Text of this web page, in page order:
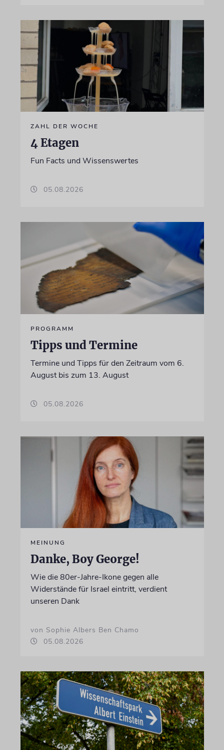
ZAHL DER WOCHE
4 Etagen
Fun Facts und Wissenswertes
05.08.2026
PROGRAMM
Tipps und Termine
Termine und Tipps für den Zeitraum vom 6.
August bis zum 13. August
05.08.2026
MEINUNG
Danke, Boy George!
Wie die 80er-Jahre-Ikone gegen alle
Widerstände für Israel eintritt, verdient
unseren Dank
von Sophie Albers Ben Chamo
05.08.2026